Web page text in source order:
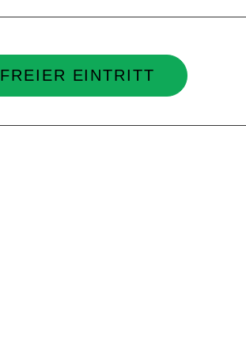
FREIER EINTRITT